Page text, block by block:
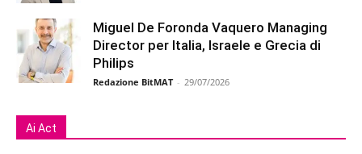
Miguel De Foronda Vaquero Managing
Director per Italia, Israele e Grecia di
Philips
Redazione BitMAT - 29/07/2026
Ai Act